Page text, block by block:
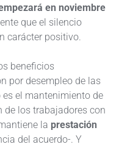
en noviembre
que el silencio
carácter positivo.
beneficios
por desempleo de las
el mantenimiento de
de los trabajadores con
la prestación
del acuerdo-. Y